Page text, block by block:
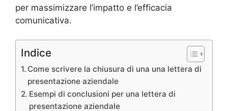
per massimizzare l’impatto e l’efficacia
comunicativa.
Indice
Come scrivere la chiusura di una una lettera di
presentazione aziendale
Esempi di conclusioni per una lettera di
presentazione aziendale